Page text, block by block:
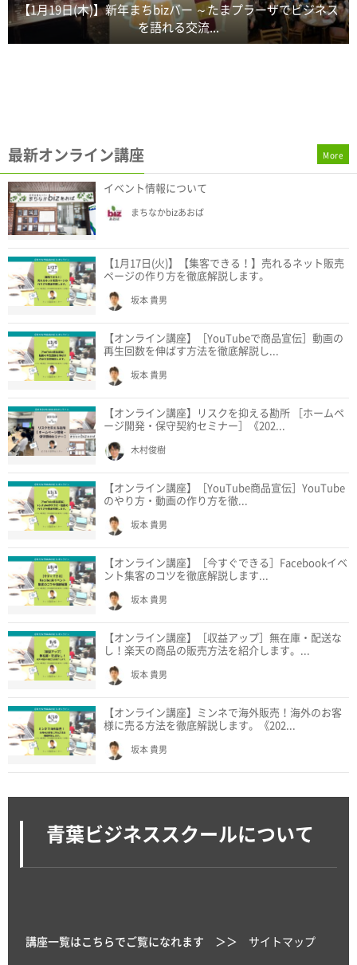
【1月19日(木)】新年まちbizバー ～たまプラーザでビジネス
を語れる交流...
最新オンライン講座
イベント情報について
まちなかbizあおば
【1月17日(火)】【集客できる！】売れるネット販売
ページの作り方を徹底解説します。
坂本 貴男
【オンライン講座】［YouTubeで商品宣伝］動画の
再生回数を伸ばす方法を徹底解説し...
坂本 貴男
【オンライン講座】リスクを抑える勘所 ［ホームペ
ージ開発・保守契約セミナー］《202...
木村俊樹
【オンライン講座】［YouTube商品宣伝］YouTube
のやり方・動画の作り方を徹...
坂本 貴男
【オンライン講座】［今すぐできる］Facebookイベ
ント集客のコツを徹底解説します...
坂本 貴男
【オンライン講座】［収益アップ］無在庫・配送な
し！楽天の商品の販売方法を紹介します。...
坂本 貴男
【オンライン講座】ミンネで海外販売！海外のお客
様に売る方法を徹底解説します。《202...
坂本 貴男
More
青葉ビジネススクールについて
講座一覧はこちらでご覧になれます ＞＞ サイトマップ